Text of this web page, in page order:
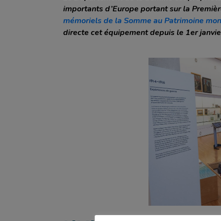
ENTREPRISE
ETABLISSEMENT PUBLIC
ETABLISSEMENT SCOLAIRE
TOURISME
APPUI AUX COLLECTIVITÉS
SÉCURITÉ CIVILE ET SANITAIRE
importants d’Europe portant sur la
mémoriels de la Somme au Patrimoine
directe cet équipement depuis le 1er